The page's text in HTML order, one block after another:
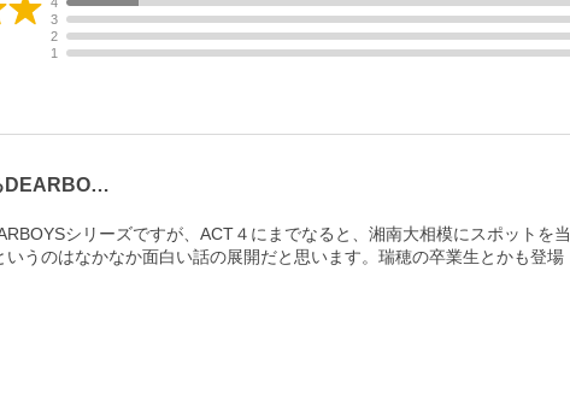
3
2
1
DEARBO…
シリーズですが、ACT４にまでなると、湘南大相模にスポットを当
うのはなかなか面白い話の展開だと思います。瑞穂の卒業生とかも登場